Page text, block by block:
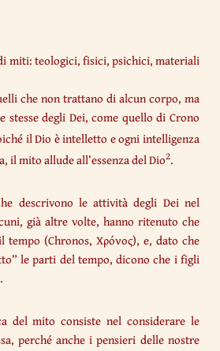
miti: teologici, fisici, psichici, materiali
che non trattano di alcun corpo, ma
stesse degli Dei, come quello di Crono
il Dio è intelletto e ogni intelligenza
il mito allude all’essenza del Dio2.
descrivono le attività degli Dei nel
già altre volte, hanno ritenuto che
tempo (Chronos, Χρόνος), e, dato che
le parti del tempo, dicono che i figli
del mito consiste nel considerare le
perché anche i pensieri delle nostre